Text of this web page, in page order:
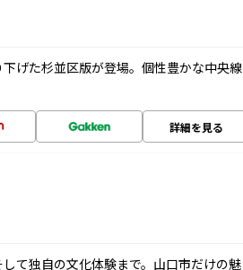
げた杉並区版が登場。個性豊かな中央線
詳細を見る
て独自の文化体験まで。山口市だけの魅